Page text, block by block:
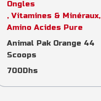
Ongles
, Vitamines & Minéraux,
Amino Acides Pure
Animal Pak Orange 44
Scoops
700Dhs